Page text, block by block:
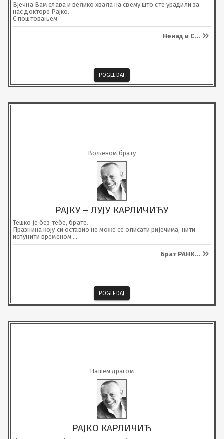
Вјечна Вам слава и велико хвала на свему што сте урадили за
нас докторе Рајко.
С поштовањем.
Ненад и С...
POGLEDAJ
Вољеном брату
РАЈКУ – ЛУЈУ КАРЛИЧИЋУ
Тешко је без тебе, брате.
Празнина коју си оставио не може се описати ријечима, нити
испунити временом.
Твој живот и дјела остају понос и тиха утјеха у данима без тебе.
Брат РАНК...
POGLEDAJ
Нашем драгом
РАЈКО КАРЛИЧИЋ